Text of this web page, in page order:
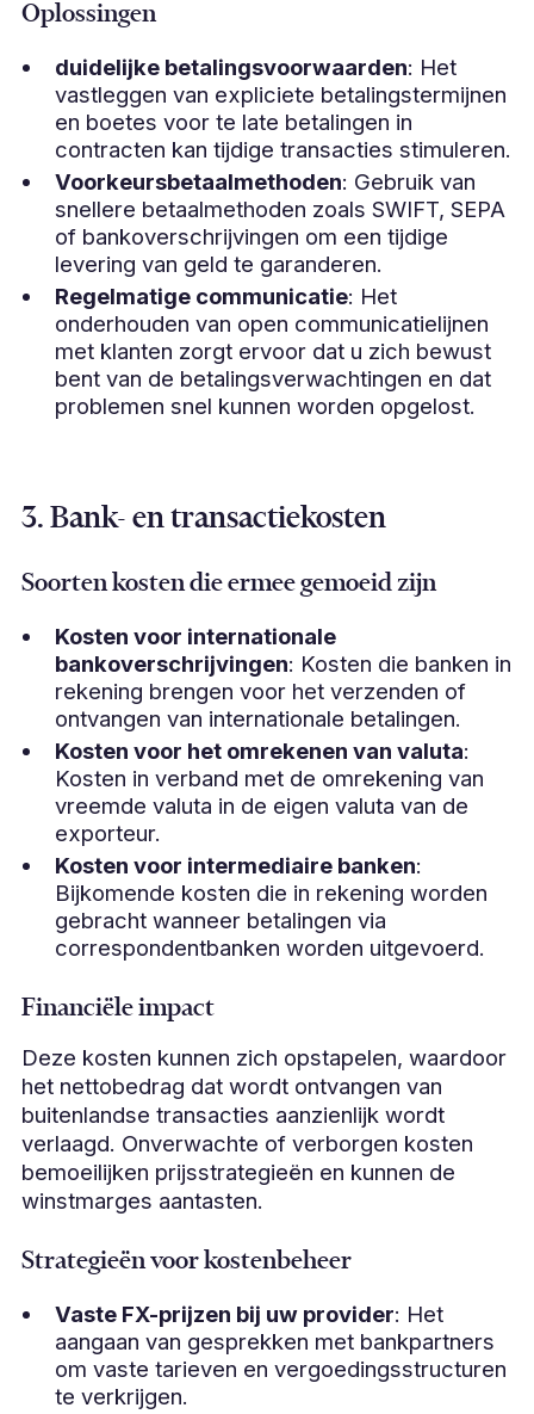
Oplossingen
duidelijke betalingsvoorwaarden: Het
vastleggen van expliciete betalingstermijnen
en boetes voor te late betalingen in
contracten kan tijdige transacties stimuleren.
Voorkeursbetaalmethoden: Gebruik van
snellere betaalmethoden zoals SWIFT, SEPA
of bankoverschrijvingen om een tijdige
levering van geld te garanderen.
Regelmatige communicatie: Het
onderhouden van open communicatielijnen
met klanten zorgt ervoor dat u zich bewust
bent van de betalingsverwachtingen en dat
problemen snel kunnen worden opgelost.
3. Bank- en transactiekosten
Soorten kosten die ermee gemoeid zijn
Kosten voor internationale
bankoverschrijvingen: Kosten die banken in
rekening brengen voor het verzenden of
ontvangen van internationale betalingen.
Kosten voor het omrekenen van valuta:
Kosten in verband met de omrekening van
vreemde valuta in de eigen valuta van de
exporteur.
Kosten voor intermediaire banken:
Bijkomende kosten die in rekening worden
gebracht wanneer betalingen via
correspondentbanken worden uitgevoerd.
Financiële impact
Deze kosten kunnen zich opstapelen, waardoor
het nettobedrag dat wordt ontvangen van
buitenlandse transacties aanzienlijk wordt
verlaagd. Onverwachte of verborgen kosten
bemoeilijken prijsstrategieën en kunnen de
winstmarges aantasten.
Strategieën voor kostenbeheer
Vaste FX-prijzen bij uw provider: Het
aangaan van gesprekken met bankpartners
om vaste tarieven en vergoedingsstructuren
te verkrijgen.